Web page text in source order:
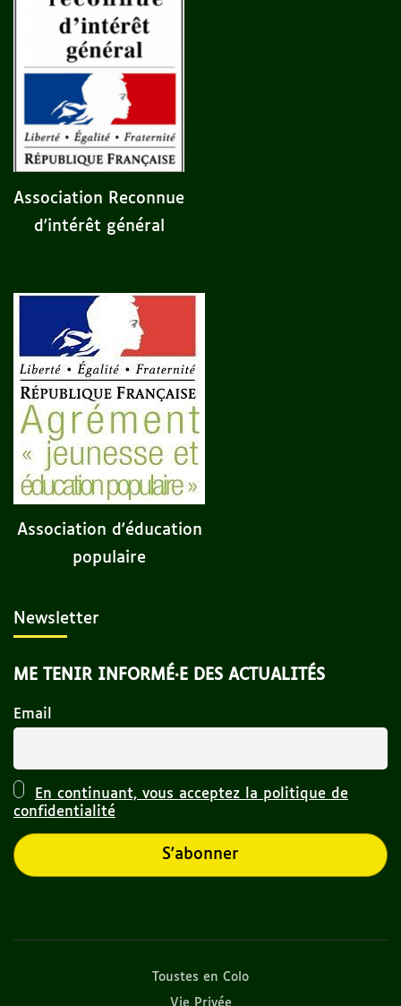
Association Reconnue
d'intérêt général
Association d'éducation
populaire
Newsletter
ME TENIR INFORMÉ·E DES ACTUALITÉS
Email
En continuant, vous acceptez la politique de
confidentialité
Toustes en Colo
Vie Privée